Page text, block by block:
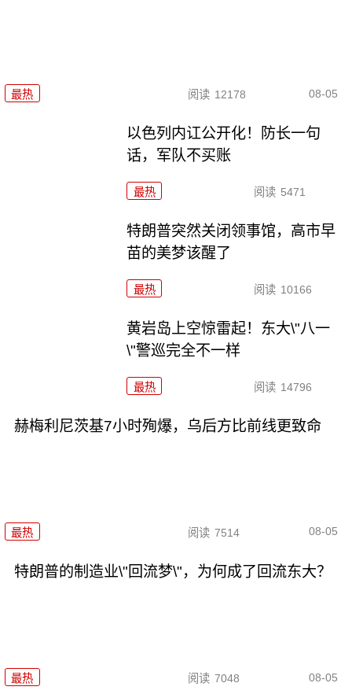
最热 阅读 12178 08-05
以色列内讧公开化！防长一句
话，军队不买账
最热 阅读 5471
特朗普突然关闭领事馆，高市早
苗的美梦该醒了
最热 阅读 10166
黄岩岛上空惊雷起！东大\"八一
\"警巡完全不一样
最热 阅读 14796
赫梅利尼茨基7小时殉爆，乌后方比前线更致命
最热 阅读 7514 08-05
特朗普的制造业\"回流梦\"，为何成了回流东大？
最热 阅读 7048 08-05